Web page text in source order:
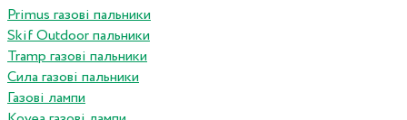
Primus газові пальники
Skif Outdoor пальники
Tramp газові пальники
Сила газові пальники
Газові лампи